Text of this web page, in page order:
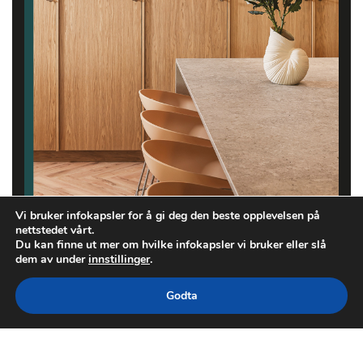
Vi bruker infokapsler for å gi deg den beste opplevelsen på
nettstedet vårt.
Du kan finne ut mer om hvilke infokapsler vi bruker eller slå
dem av underinnstillinger.
Godta